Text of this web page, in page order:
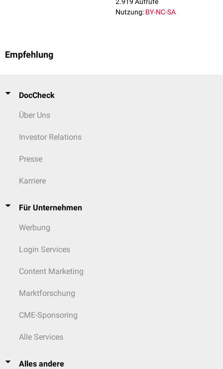
2.919 Aufrufe
Nutzung: BY-NC-SA
Empfehlung
DocCheck
Über Uns
Investor Relations
Presse
Karriere
Für Unternehmen
Werbung
Login Services
Content Marketing
Marktforschung
CME-Sponsoring
Alle Services
Alles andere